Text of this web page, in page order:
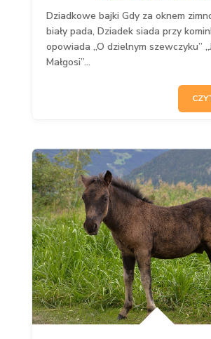
Dziadkowe bajki Gdy za oknem
biały pada, Dziadek siada przy
opowiada „O dzielnym szewczyku”
Małgosi”...